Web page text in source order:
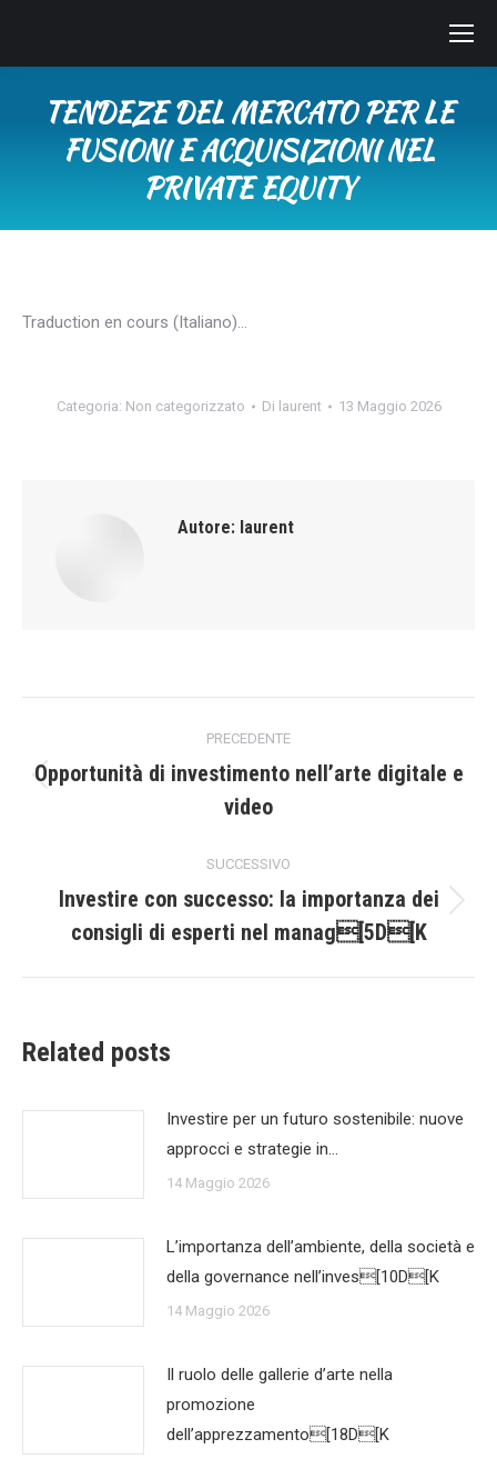
TENDEZE DEL MERCATO PER LE
FUSIONI E ACQUISIZIONI NEL
PRIVATE EQUITY
Traduction en cours (Italiano)…
Categoria: Non categorizzato Di laurent 13 Maggio 2026
Autore: laurent
tra
PRECEDENTE
precedente:
Opportunità di investimento nell’arte digitale e
video
SUCCESSIVO
post:
Investire con successo: la importanza dei
consigli di esperti nel manag[5D[K
Related posts
Investire per un futuro sostenibile: nuove
approcci e strategie in…
14 Maggio 2026
L’importanza dell’ambiente, della società e
della governance nell’inves[10D[K
14 Maggio 2026
Il ruolo delle gallerie d’arte nella
promozione
dell’apprezzamento[18D[K